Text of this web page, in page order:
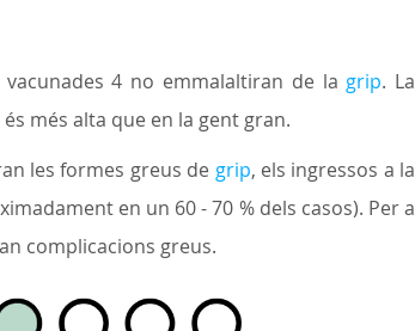
4 no emmalaltiran de la grip. La
més alta que en la gent gran.
les formes greus de grip, els ingressos a la
en un 60 - 70 % dels casos). Per a
complicacions greus.